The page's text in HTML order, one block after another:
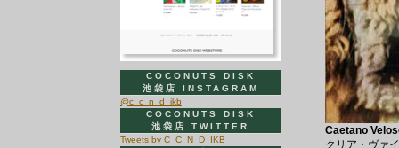
Caetano
クリア・ヴァ
COCONUTS DISK
池袋店 INSTAGRAM
@c_c_n_d_ikb
COCONUTS DISK
池袋店 TWITTER
Tweets by C_C_N_D_IKB